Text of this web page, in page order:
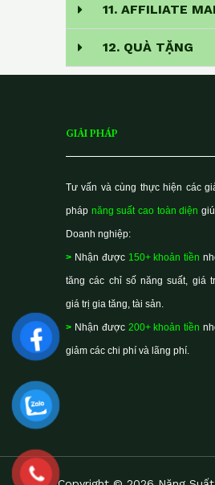
11. AFFILIATE
12. QUÀ TẶNG
GIẢI PHÁP
Tư vấn và cùng thực hiện các
pháp năng suất cao toàn diện
Doanh nghiệp:
> Nhận được 150+ khoản tiền
tăng các chỉ số năng suất, giá
giá trị gia tăng, tài sản.
> Nhận được 200+ khoản tiền
giảm các chi phí và lãng phí.